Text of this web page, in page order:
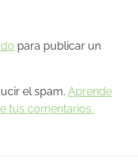
para publicar un
el spam.Aprende
tus comentarios.